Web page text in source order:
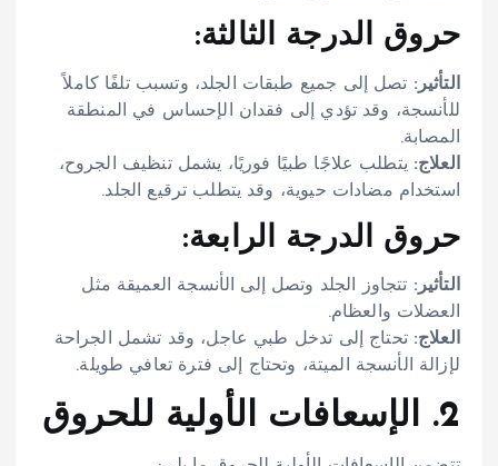
حروق الدرجة الثالثة:
التأثير: تصل إلى جميع طبقات الجلد، وتسبب تلفًا كاملاً
للأنسجة، وقد تؤدي إلى فقدان الإحساس في المنطقة
المصابة.
العلاج:يتطلب علاجًا طبيًا فوريًا، يشمل تنظيف الجروح،
استخدام مضادات حيوية، وقد يتطلب ترقيع الجلد.
حروق الدرجة الرابعة:
التأثير: تتجاوز الجلد وتصل إلى الأنسجة العميقة مثل
العضلات والعظام.
العلاج:تحتاج إلى تدخل طبي عاجل، وقد تشمل الجراحة
لإزالة الأنسجة الميتة، وتحتاج إلى فترة تعافي طويلة.
2. الإسعافات الأولية للحروق